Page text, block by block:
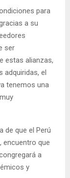
para
a su
ser
estas alianzas,
adquiridas, el
tenemos una
de que el Perú
encuentro que
a
y